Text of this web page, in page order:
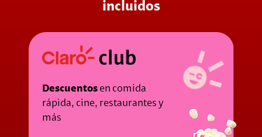
incluidos
Descuentosen comida
rápida, cine, restaurantes y
más